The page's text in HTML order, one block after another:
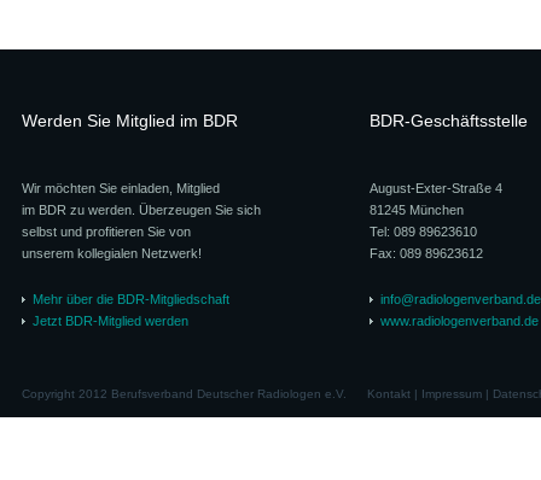
Werden Sie Mitglied im BDR
Wir möchten Sie einladen, Mitglied
im BDR zu werden. Überzeugen Sie sich
selbst und profitieren Sie von
unserem kollegialen Netzwerk!
Mehr über die BDR-Mitgliedschaft
Jetzt BDR-Mitglied werden
BDR-Geschäftsstelle
August-Exter-Straße 4
81245 München
Tel: 089 89623610
Fax: 089 89623612
info@radiologenverband.de
www.radiologenverband.de
Copyright 2012 Berufsverband Deutscher Radiologen e.V. Kontakt| Impressum|